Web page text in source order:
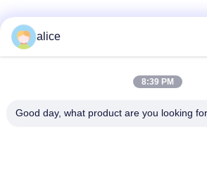
Rua Fuyuan 5, Parque Industrial de
alice
8:39 PM
Good day, what product are you looking